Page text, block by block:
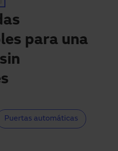
para una
Puertas automáticas